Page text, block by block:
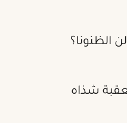
الظنونا؟
شذاه